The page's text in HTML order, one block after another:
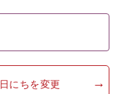
日にちを変更